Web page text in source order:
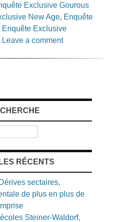
Exclusive Gourous
New Age, Enquête
Enquête Exclusive
Leave a comment
RÉCENTS
sectaires,
de plus en plus de
Steiner-Waldorf,